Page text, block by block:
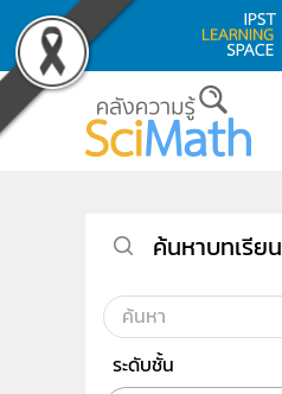
Skip to main content
ค้นหาบทเรียน
ระดับชั้น